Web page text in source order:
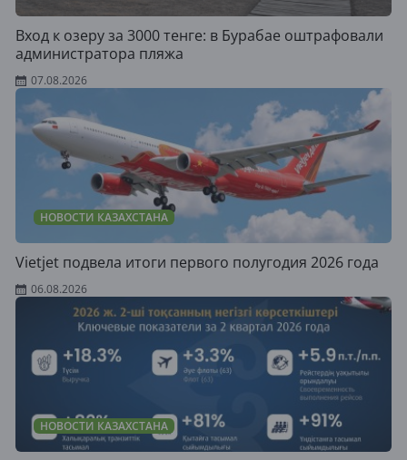
Вход к озеру за 3000 тенге: в Бурабае оштрафовали
администратора пляжа
07.08.2026
НОВОСТИ КАЗАХСТАНА
Vietjet подвела итоги первого полугодия 2026 года
06.08.2026
НОВОСТИ КАЗАХСТАНА